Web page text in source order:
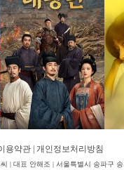
용약관 개인정보처리방침
| 대표 안해조 | 서울특별시 송파구